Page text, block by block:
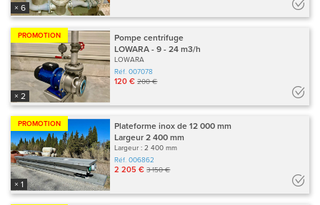
× 6
PROMOTION
× 2
Pompe centrifuge
LOWARA - 9 - 24 m3/h
LOWARA
Réf. 007078
120 €200 €
PROMOTION
× 1
Plateforme inox de 12 000 mm
Largeur 2 400 mm
Largeur : 2 400 mm
Réf. 006862
2 205 €3 150 €